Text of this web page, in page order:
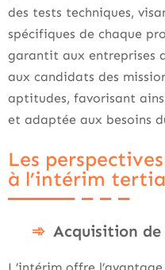
des tests techniques,
spécifiques de chaque
garantit aux entreprises
aux candidats des
aptitudes, favorisant
et adaptée aux besoins
Les
à l’intérim
Acquisition de